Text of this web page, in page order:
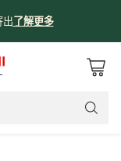
了解更多